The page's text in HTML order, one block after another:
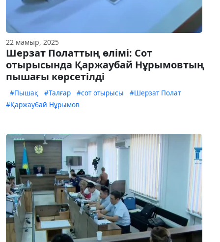
22 мамыр, 2025
Шерзат Полаттың өлімі: Сот
отырысында Қаржаубай Нұрымовтың
пышағы көрсетілді
#Пышақ #Талғар #сот отырысы
#Шерзат Полат
#Қаржаубай Нұрымов